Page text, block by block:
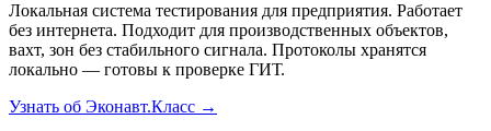
Локальная система тестирования для предприятия. Работает
без интернета. Подходит для производственных объектов,
вахт, зон без стабильного сигнала. Протоколы хранятся
локально — готовы к проверке ГИТ.
Узнать об Эконавт.Класс →